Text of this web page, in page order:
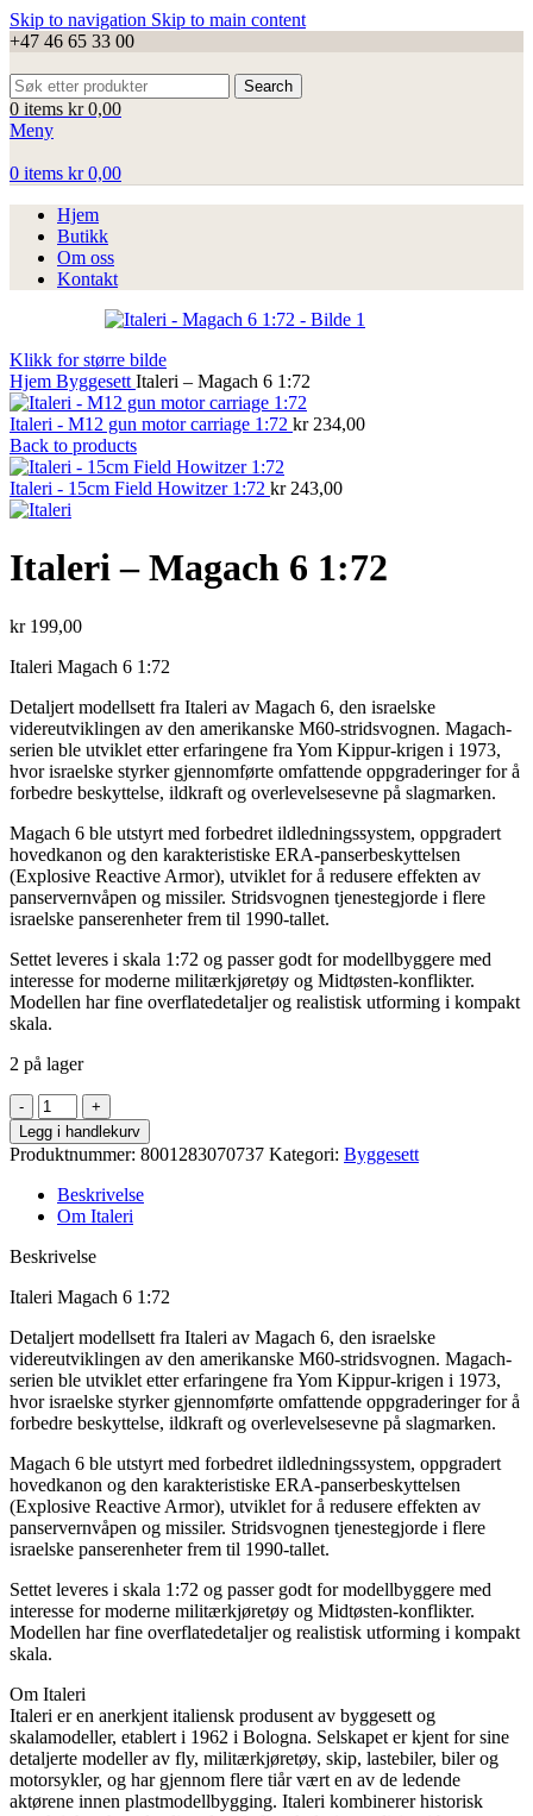
Skip to navigation Skip to main content
+47 46 65 33 00
Search
0 items kr0,00
Meny
0 items kr0,00
Hjem
Butikk
Om oss
Kontakt
Klikk for større bilde
Hjem Byggesett Italeri – Magach 6 1:72
Italeri - M12 gun motor carriage 1:72 kr234,00
Back to products
Italeri - 15cm Field Howitzer 1:72 kr243,00
Italeri – Magach 6 1:72
kr199,00
Italeri Magach 6 1:72
Detaljert modellsett fra Italeri av Magach 6, den israelske
videreutviklingen av den amerikanske M60-stridsvognen. Magach-
serien ble utviklet etter erfaringene fra Yom Kippur-krigen i 1973,
hvor israelske styrker gjennomførte omfattende oppgraderinger for å
forbedre beskyttelse, ildkraft og overlevelsesevne på slagmarken.
Magach 6 ble utstyrt med forbedret ildledningssystem, oppgradert
hovedkanon og den karakteristiske ERA-panserbeskyttelsen
(Explosive Reactive Armor), utviklet for å redusere effekten av
panservernvåpen og missiler. Stridsvognen tjenestegjorde i flere
israelske panserenheter frem til 1990-tallet.
Settet leveres i skala 1:72 og passer godt for modellbyggere med
interesse for moderne militærkjøretøy og Midtøsten-konflikter.
Modellen har fine overflatedetaljer og realistisk utforming i kompakt
skala.
2 på lager
Italeri
-
Magach
6
1:72
antall
Legg i handlekurv
Produktnummer: 8001283070737 Kategori: Byggesett
Beskrivelse
Om Italeri
Beskrivelse
Italeri Magach 6 1:72
Detaljert modellsett fra Italeri av Magach 6, den israelske
videreutviklingen av den amerikanske M60-stridsvognen. Magach-
serien ble utviklet etter erfaringene fra Yom Kippur-krigen i 1973,
hvor israelske styrker gjennomførte omfattende oppgraderinger for å
forbedre beskyttelse, ildkraft og overlevelsesevne på slagmarken.
Magach 6 ble utstyrt med forbedret ildledningssystem, oppgradert
hovedkanon og den karakteristiske ERA-panserbeskyttelsen
(Explosive Reactive Armor), utviklet for å redusere effekten av
panservernvåpen og missiler. Stridsvognen tjenestegjorde i flere
israelske panserenheter frem til 1990-tallet.
Settet leveres i skala 1:72 og passer godt for modellbyggere med
interesse for moderne militærkjøretøy og Midtøsten-konflikter.
Modellen har fine overflatedetaljer og realistisk utforming i kompakt
skala.
Om Italeri
Italeri er en anerkjent italiensk produsent av byggesett og
skalamodeller, etablert i 1962 i Bologna. Selskapet er kjent for sine
detaljerte modeller av fly, militærkjøretøy, skip, lastebiler, biler og
motorsykler, og har gjennom flere tiår vært en av de ledende
aktørene innen plastmodellbygging. Italeri kombinerer historisk